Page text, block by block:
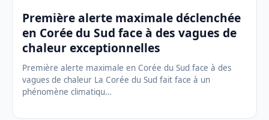
Première alerte maximale déclenchée
en Corée du Sud face à des vagues de
chaleur exceptionnelles
Première alerte maximale en Corée du Sud face à des
vagues de chaleur La Corée du Sud fait face à un
phénomène climatiqu…